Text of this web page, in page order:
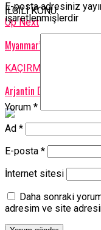
İLGİLİ KONU:
Up Next
Myanmar’da askeri uçak
KAÇIRMAYIN
Arjantin Devlet
E-posta adresiniz
işaretlenmişlerdir
Yorum *
Ad *
E-posta *
İnternet sitesi
Daha sonraki
adresim ve site